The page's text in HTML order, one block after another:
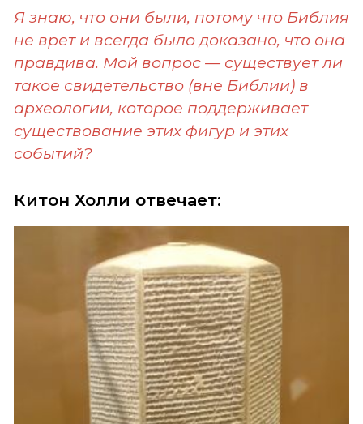
Я знаю, что они были, потому что Библия
не врет и всегда было доказано, что она
правдива. Мой вопрос — существует ли
такое свидетельство (вне Библии) в
археологии, которое поддерживает
существование этих фигур и этих
событий?
Китон Холли отвечает: